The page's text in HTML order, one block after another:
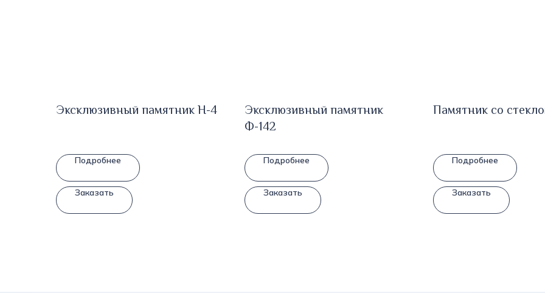
Эксклюзивный памятник Н-4
Подробнее
Заказать
Эксклюзивный памятник
Ф-142
Подробнее
Заказать
Памятник со
Подробнее
Заказать